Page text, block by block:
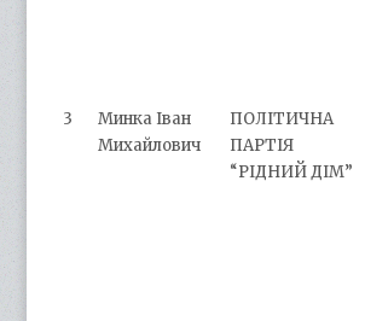
3
Минка Іван
Михайлович
ПОЛІТИЧНА
ПАРТІЯ
“РІДНИЙ ДІМ”